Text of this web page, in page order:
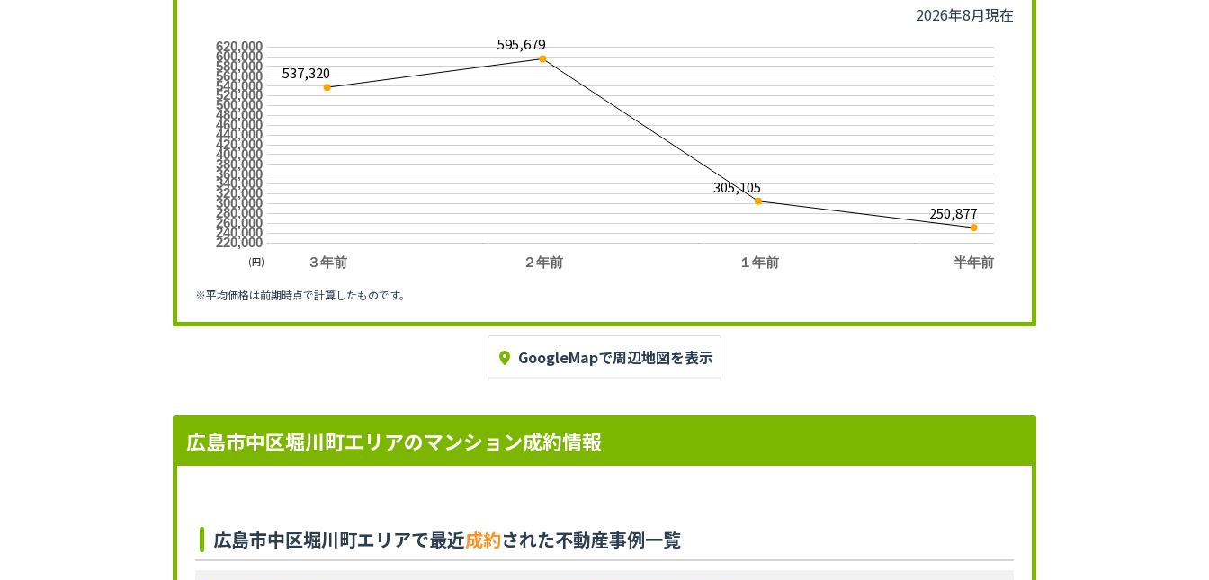
2026年8月現在
３年前 ２年前 １年前 半年前
220,000
240,000
260,000
280,000
300,000
320,000
340,000
360,000
380,000
400,000
420,000
440,000
460,000
480,000
500,000
520,000
540,000
560,000
580,000
600,000
620,000
537,320
595,679
305,105
250,877
(円)
※平均価格は前期時点で計算したものです。
GoogleMapで周辺地図を表示
広島市中区堀川町エリアのマンション成約情報
広島市中区堀川町エリアで最近成約された不動産事例一覧